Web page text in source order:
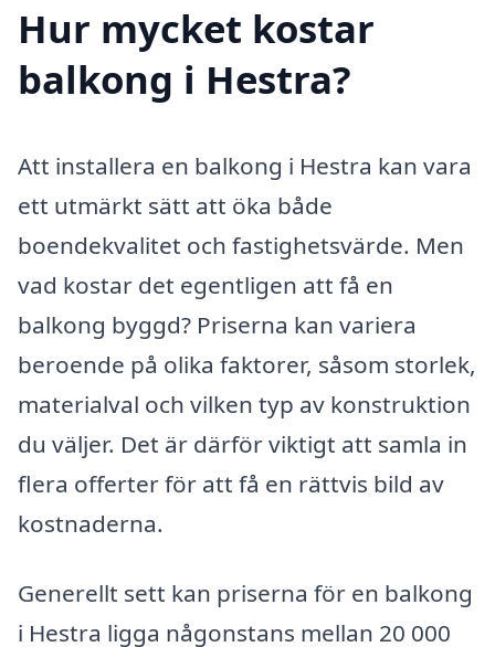
Hur mycket kostar
balkong i Hestra?
Att installera en balkong i Hestra kan vara
ett utmärkt sätt att öka både
boendekvalitet och fastighetsvärde. Men
vad kostar det egentligen att få en
balkong byggd? Priserna kan variera
beroende på olika faktorer, såsom storlek,
materialval och vilken typ av konstruktion
du väljer. Det är därför viktigt att samla in
flera offerter för att få en rättvis bild av
kostnaderna.
Generellt sett kan priserna för en balkong
i Hestra ligga någonstans mellan 20 000